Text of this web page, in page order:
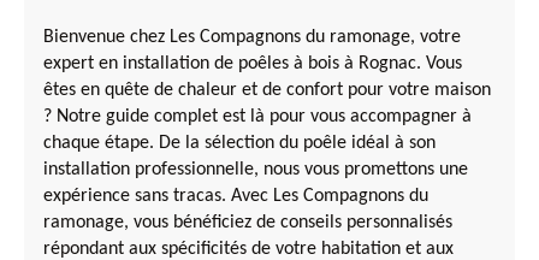
Bienvenue chez Les Compagnons du ramonage, votre
expert en installation de poêles à bois à Rognac. Vous
êtes en quête de chaleur et de confort pour votre maison
? Notre guide complet est là pour vous accompagner à
chaque étape. De la sélection du poêle idéal à son
installation professionnelle, nous vous promettons une
expérience sans tracas. Avec Les Compagnons du
ramonage, vous bénéficiez de conseils personnalisés
répondant aux spécificités de votre habitation et aux